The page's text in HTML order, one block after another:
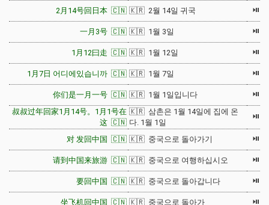
2月14号回日本 🇨🇳 🇰🇷 2월 14일 귀국 ⏯
一月3号 🇨🇳 🇰🇷 1월 3일 ⏯
1月12曰走 🇨🇳 🇰🇷 1월 12일 ⏯
1月7日 어디에있습니까 🇨🇳 🇰🇷 1월 7일 ⏯
你们是一月一号 🇨🇳 🇰🇷 1월 1일입니다
⏯
叔叔过年回家1月14号。1月1号在
这 🇨🇳
🇰🇷 삼촌은 1월 14일에 집에 온
다. 1월 1일
⏯
对 发回中国 🇨🇳 🇰🇷 중국으로 돌아가기 ⏯
请到中国来旅游 🇨🇳 🇰🇷 중국으로 여행하십시오 ⏯
要回中国 🇨🇳 🇰🇷 중국으로 돌아갑니다 ⏯
坐飞机回中国 🇨🇳 🇰🇷 중국으로 돌아가 ⏯